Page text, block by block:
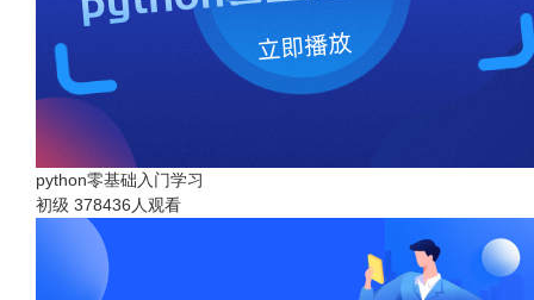
python零基础入门学习
初级 378436人观看